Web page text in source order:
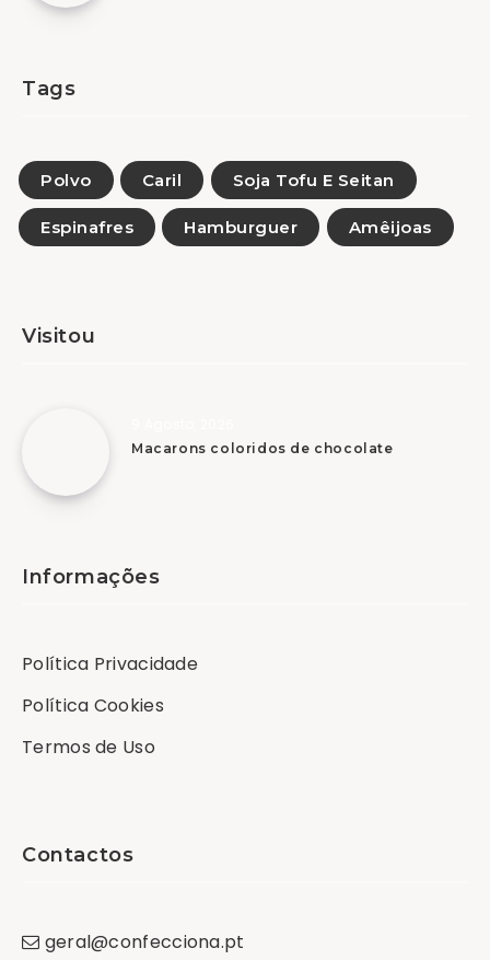
Tags
Polvo Caril Soja Tofu E Seitan
Espinafres Hamburguer Amêijoas
Visitou
Macarons coloridos de chocolate
Informações
Política Privacidade
Política Cookies
Termos de Uso
Contactos
geral@confecciona.pt